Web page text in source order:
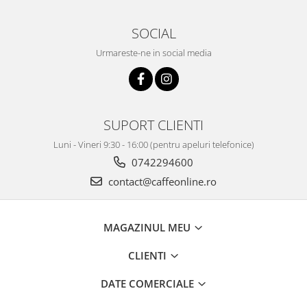
SOCIAL
Urmareste-ne in social media
SUPORT CLIENTI
Luni - Vineri 9:30 - 16:00 (pentru apeluri telefonice)
0742294600
contact@caffeonline.ro
MAGAZINUL MEU
CLIENTI
DATE COMERCIALE